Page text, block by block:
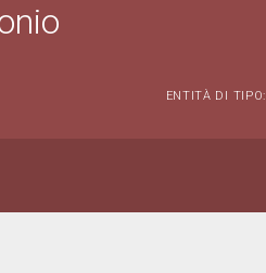
ENTITÀ DI TIPO: